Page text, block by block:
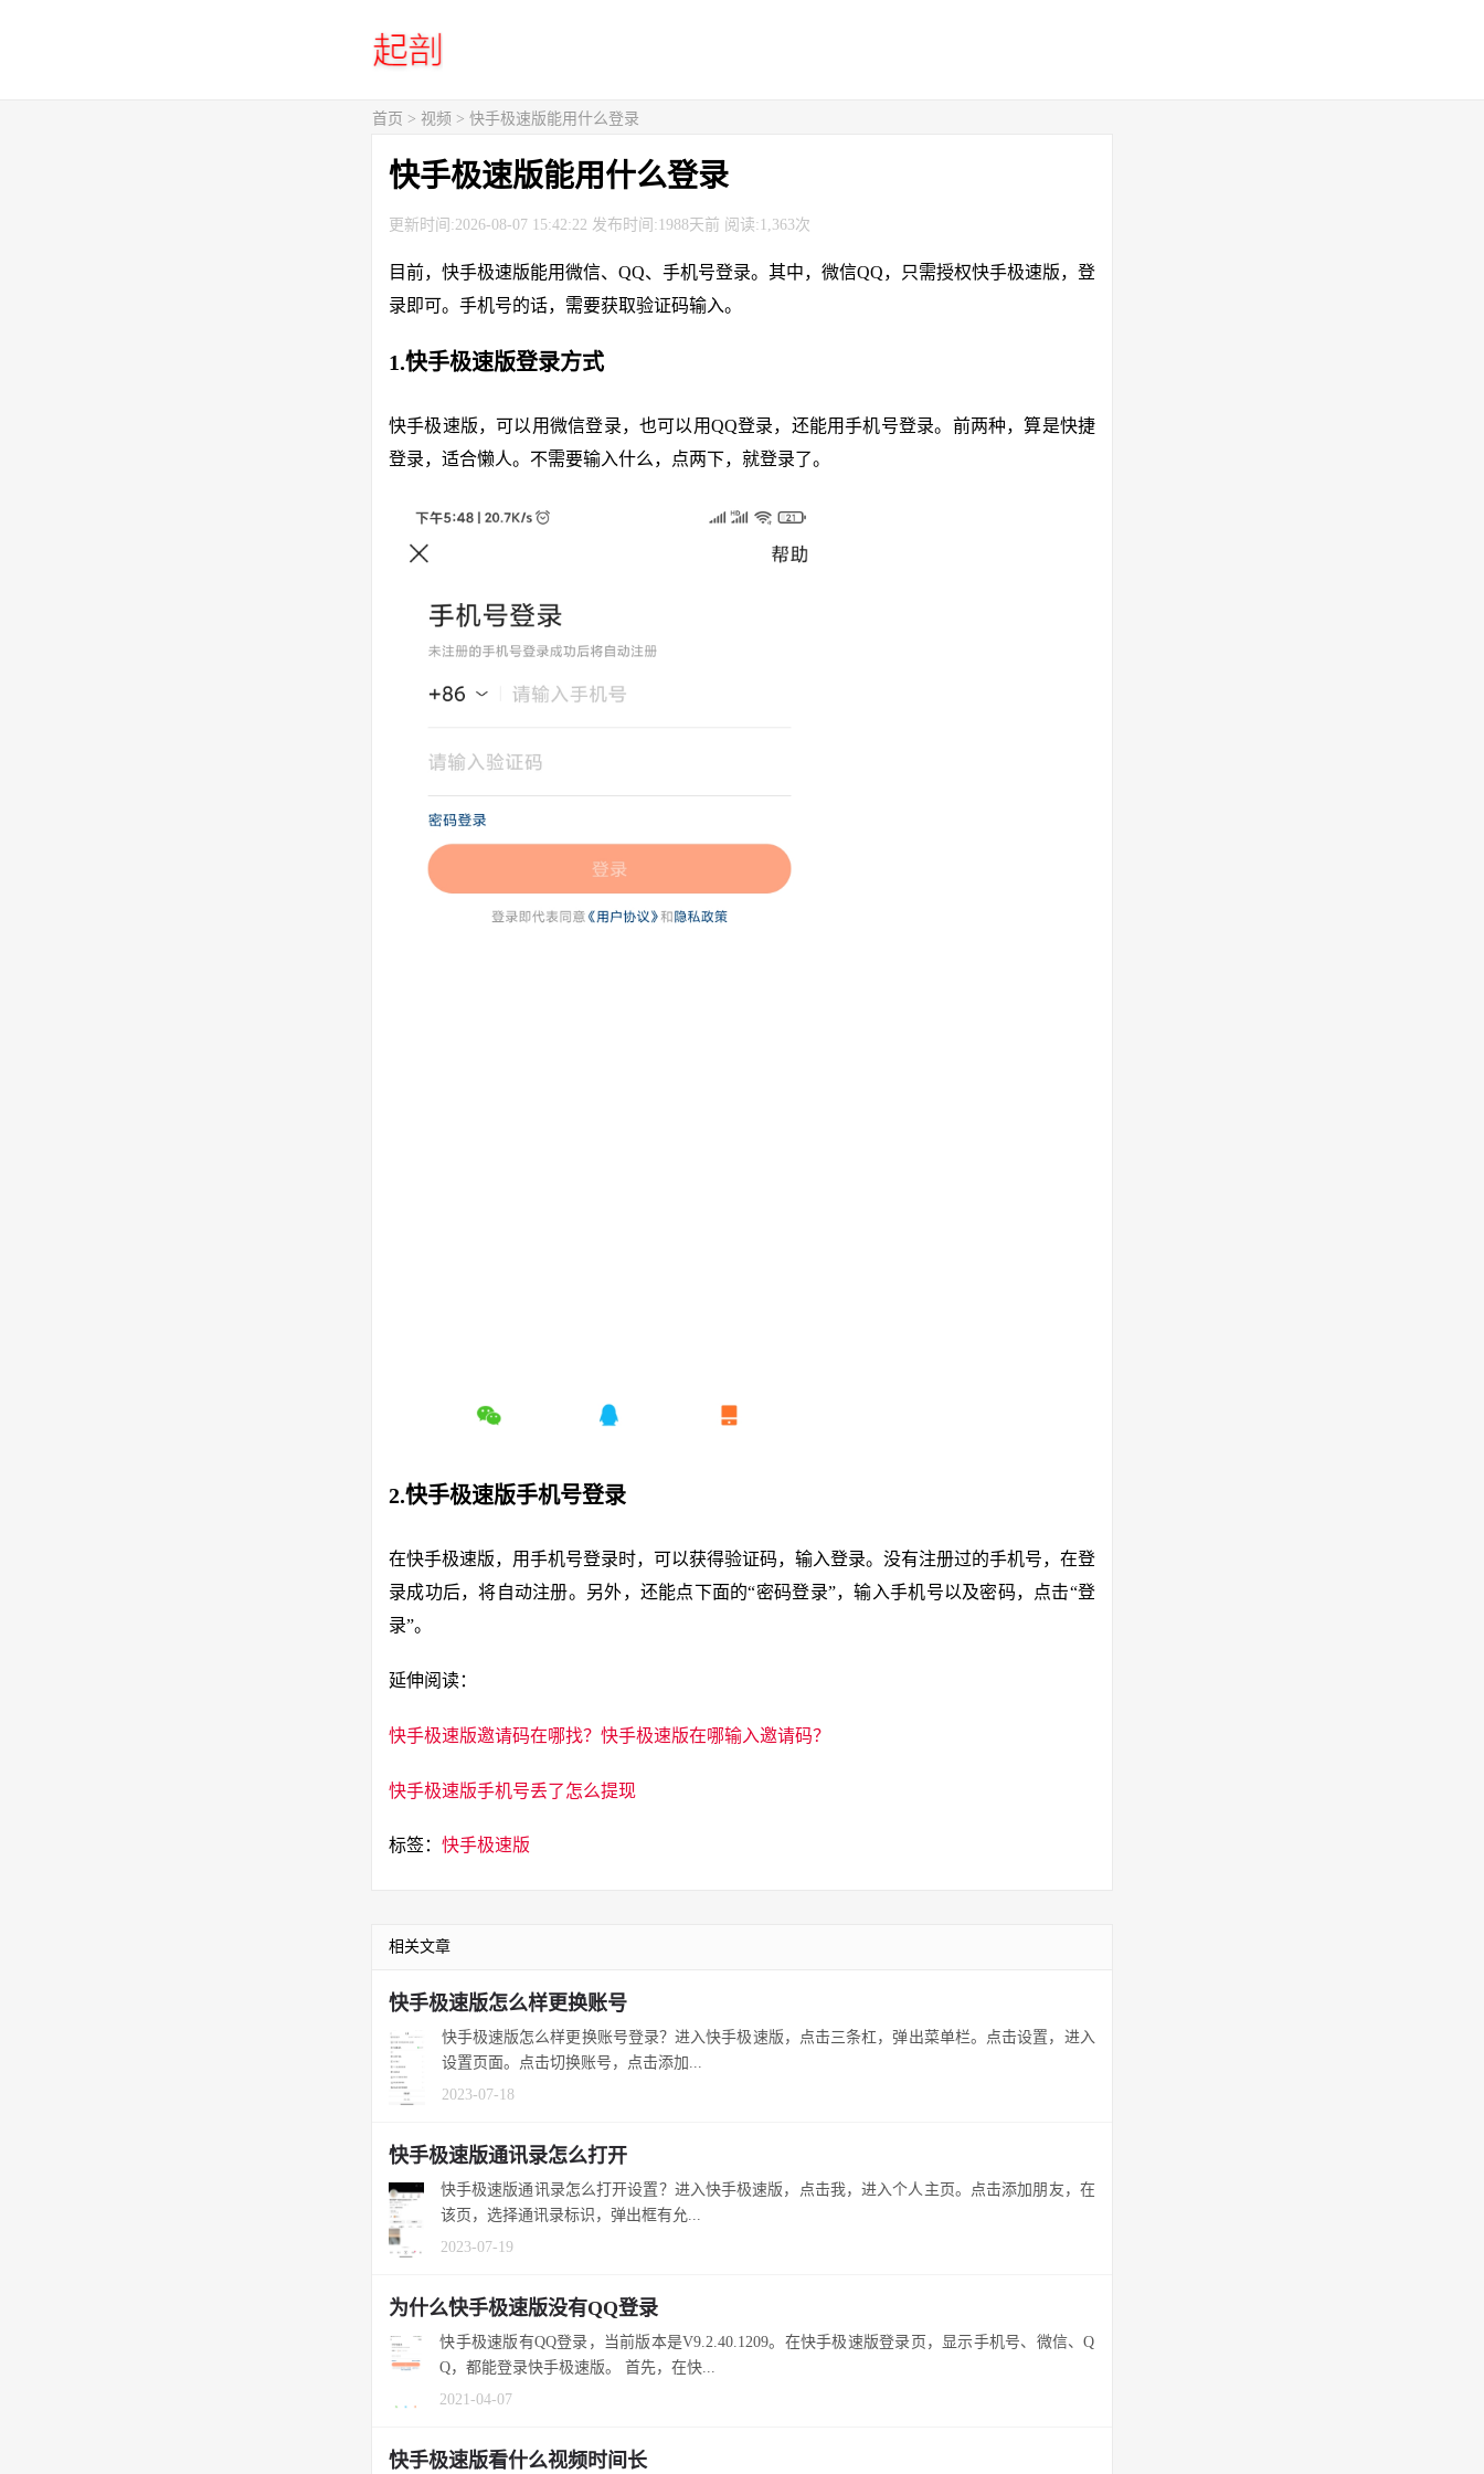
首页 > 视频 > 快手极速版能用什么登录
快手极速版能用什么登录
更新时间:2026-08-07 15:42:22 发布时间:1988天前 阅读:1,363次
目前，快手极速版能用微信、QQ、手机号登录。其中，微信QQ，只需授权快手极速版，登
录即可。手机号的话，需要获取验证码输入。
1.快手极速版登录方式
快手极速版，可以用微信登录，也可以用QQ登录，还能用手机号登录。前两种，算是快捷
登录，适合懒人。不需要输入什么，点两下，就登录了。
2.快手极速版手机号登录
在快手极速版，用手机号登录时，可以获得验证码，输入登录。没有注册过的手机号，在登
录成功后，将自动注册。另外，还能点下面的“密码登录”，输入手机号以及密码，点击“登
录”。
延伸阅读：
快手极速版邀请码在哪找？快手极速版在哪输入邀请码？
快手极速版手机号丢了怎么提现
标签： 快手极速版
相关文章
快手极速版怎么样更换账号
快手极速版怎么样更换账号登录？进入快手极速版，点击三条杠，弹出菜单栏。点击设置，进入
设置页面。点击切换账号，点击添加...
2023-07-18
快手极速版通讯录怎么打开
快手极速版通讯录怎么打开设置？进入快手极速版，点击我，进入个人主页。点击添加朋友，在
该页，选择通讯录标识，弹出框有允...
2023-07-19
为什么快手极速版没有QQ登录
快手极速版有QQ登录，当前版本是V9.2.40.1209。在快手极速版登录页，显示手机号、微信、Q
Q，都能登录快手极速版。 首先，在快...
2021-04-07
快手极速版看什么视频时间长